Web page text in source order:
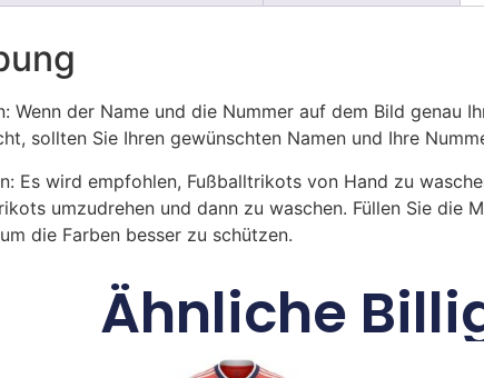
Wenn der Name und die Nummer auf dem Bild genau
sollten Sie Ihren gewünschten Namen und Ihre
Es wird empfohlen, Fußballtrikots von Hand zu
umzudrehen und dann zu waschen. Füllen Sie die
die Farben besser zu schützen.
Ähnliche